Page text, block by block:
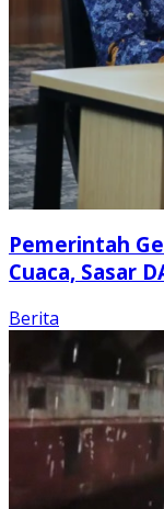
Pemerintah
Cuaca, Sasar
Berita